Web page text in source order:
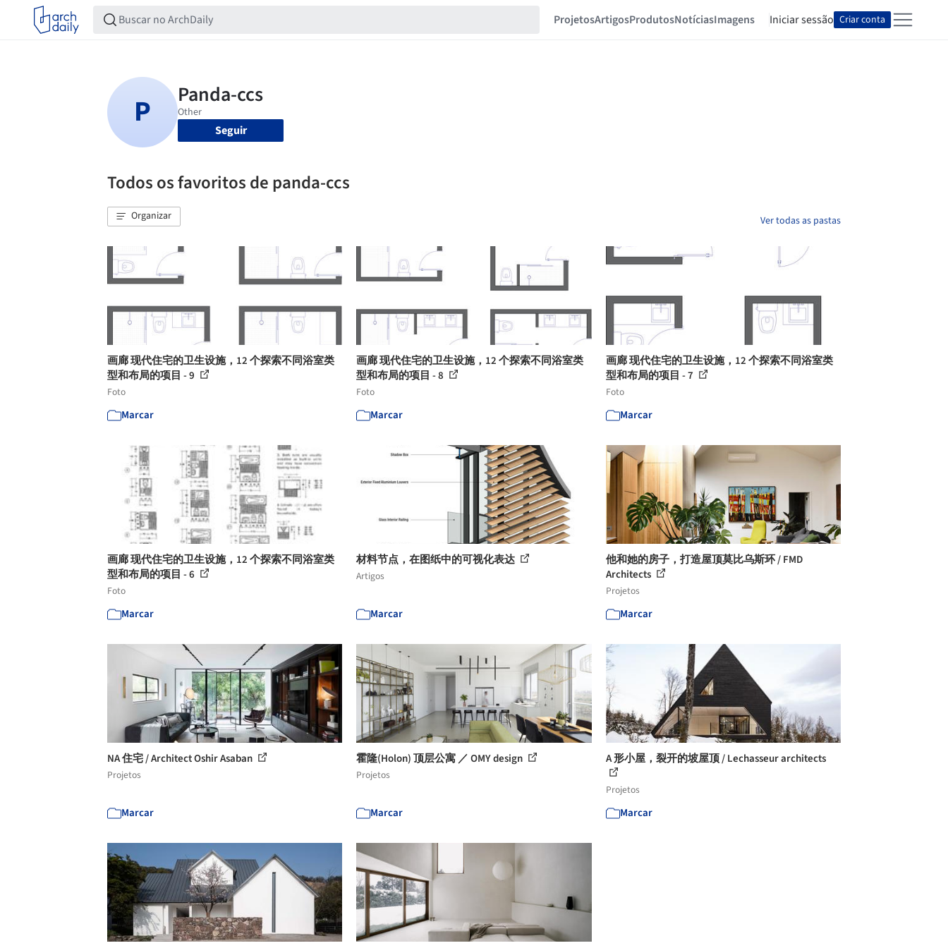
ProjetosArtigosProdutosNotíciasImagens Iniciar sessão Criar conta
Seguir
Todos os favoritos de panda-ccs
Organizar Ver todas as pastas
画廊 现代住宅的卫生设施，12 个探索不同浴室类
型和布局的项目 - 9
Foto
Marcar
画廊 现代住宅的卫生设施，12 个探索不同浴室类
型和布局的项目 - 8
Foto
Marcar
画廊 现代住宅的卫生设施，12 个探索不同浴室类
型和布局的项目 - 7
Foto
Marcar
画廊 现代住宅的卫生设施，12 个探索不同浴室类
型和布局的项目 - 6
Foto
Marcar
材料节点，在图纸中的可视化表达
Artigos
Marcar
他和她的房子，打造屋顶莫比乌斯环 / FMD
Architects
Projetos
Marcar
NA 住宅 / Architect Oshir Asaban
Projetos
Marcar
霍隆(Holon) 顶层公寓 ／ OMY design
Projetos
Marcar
A 形小屋，裂开的坡屋顶 / Lechasseur architects
Projetos
Marcar